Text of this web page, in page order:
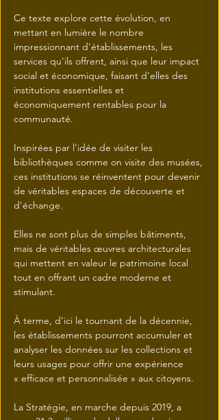
Ce texte explore cette évolution, en
mettant en lumière le nombre
impressionnant d'établissements, les
services qu'ils offrent, ainsi que leur impact
social et économique, faisant d'elles des
institutions essentielles et
économiquement rentables pour la
communauté.
Inspirées par l'idée de visiter les
bibliothèques comme on visite des musées,
ces institutions se réinventent pour devenir
de véritables espaces de découverte et
d'échange.
Elles ne sont plus de simples bâtiments,
mais de véritables œuvres architecturales
qui mettent en valeur le patrimoine local
tout en offrant un cadre moderne et
stimulant.
À terme, d’ici le tournant de la décennie,
les établissements pourront accumuler et
analyser les données sur les collections et
leurs usages pour offrir une expérience
« efficace et personnalisée » aux citoyens.
La Stratégie, en marche depuis 2019, a